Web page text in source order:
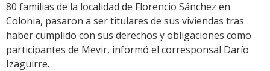
80 familias de la localidad de Florencio Sánchez en
Colonia, pasaron a ser titulares de sus viviendas tras
haber cumplido con sus derechos y obligaciones como
participantes de Mevir, informó el corresponsal Darío
Izaguirre.